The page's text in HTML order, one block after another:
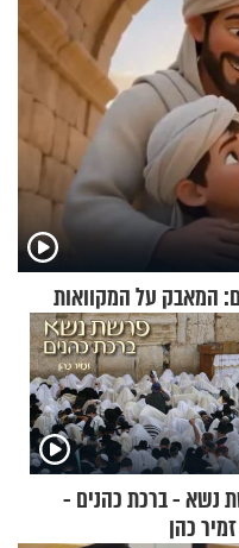
המאבק על המקוואות
נשא - ברכת כהנים -
כהן